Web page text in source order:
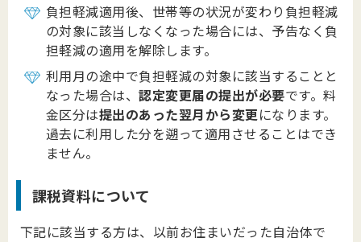
負担軽減適用後、世帯等の状況が変わり負担軽減
の対象に該当しなくなった場合には、予告なく負
担軽減の適用を解除します。
利用月の途中で負担軽減の対象に該当することと
なった場合は、認定変更届の提出が必要です。料
金区分は提出のあった翌月から変更になります。
過去に利用した分を遡って適用させることはでき
ません。
課税資料について
下記に該当する方は、以前お住まいだった自治体で